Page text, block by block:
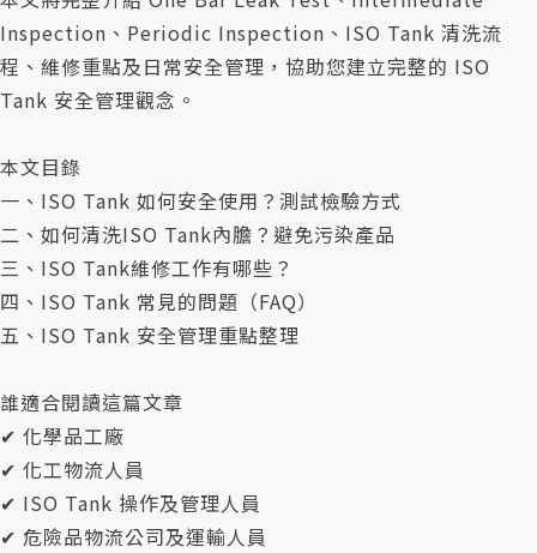
Inspection、Periodic Inspection、ISO Tank 清洗流
程、維修重點及日常安全管理，協助您建立完整的 ISO
Tank 安全管理觀念。
本文目錄
一、ISO Tank 如何安全使用？測試檢驗方式
二、如何清洗ISO Tank內膽？避免污染產品
三、ISO Tank維修工作有哪些？
四、ISO Tank 常見的問題（FAQ）
五、ISO Tank 安全管理重點整理
誰適合閱讀這篇文章
✔ 化學品工廠
✔ 化工物流人員
✔ ISO Tank 操作及管理人員
✔ 危險品物流公司及運輸人員